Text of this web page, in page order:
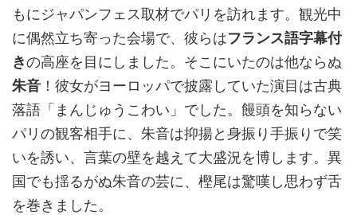
もにジャパンフェス取材でパリを訪れます。観光中
に偶然立ち寄った会場で、彼らはフランス語字幕付
きの高座を目にしました。そこにいたのは他ならぬ
朱音 ！彼女がヨーロッパで披露していた演目は古典
落語「まんじゅうこわい」でした。饅頭を知らない
パリの観客相手に、朱音は抑揚と身振り手振りで笑
いを誘い、言葉の壁を越えて大盛況を博します。異
国でも揺るがぬ朱音の芸に、樫尾は驚嘆し思わず舌
を巻きました。